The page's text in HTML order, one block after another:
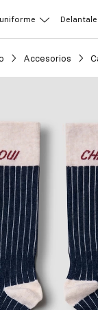
Accesorios